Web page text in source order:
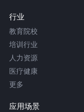
行业
教育院校
培训行业
人力资源
医疗健康
更多
应用场景